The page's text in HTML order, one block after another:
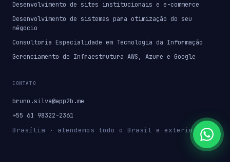
Desenvolvimento de sites institucionais e e-commerce
Desenvolvimento de sistemas para otimização do seu
négocio
Consultoria Especialidade em Tecnologia da Informação
Gerenciamento de Infraestrutura AWS, Azure e Google
CONTATO
bruno.silva@app2b.me
+55 61 98322-2361
Brasília · atendemos todo o Brasil e exterior